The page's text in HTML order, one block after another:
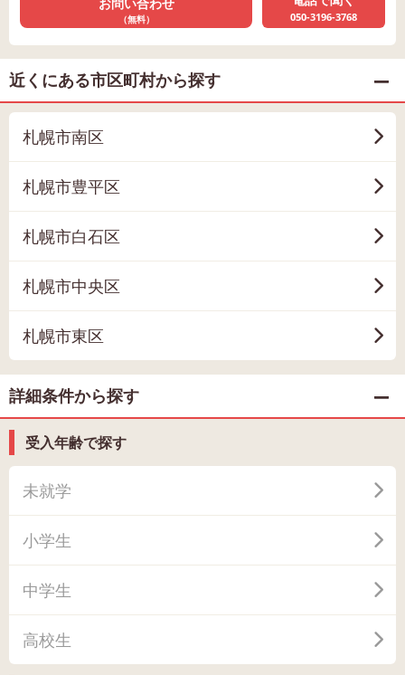
（無料） 050-3196-3768
近くにある市区町村から探す
札幌市南区
札幌市豊平区
札幌市白石区
札幌市中央区
札幌市東区
詳細条件から探す
受入年齢で探す
未就学
小学生
中学生
高校生